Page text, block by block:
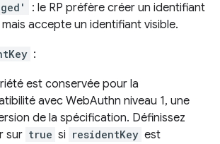
: le RP préfère créer un identifiant
accepte un identifiant visible.
:
est conservée pour la
avec WebAuthn niveau 1, une
de la spécification. Définissez
sur true si residentKey est